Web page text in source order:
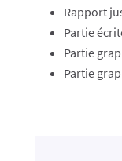
Rapport
Partie
Partie
Partie